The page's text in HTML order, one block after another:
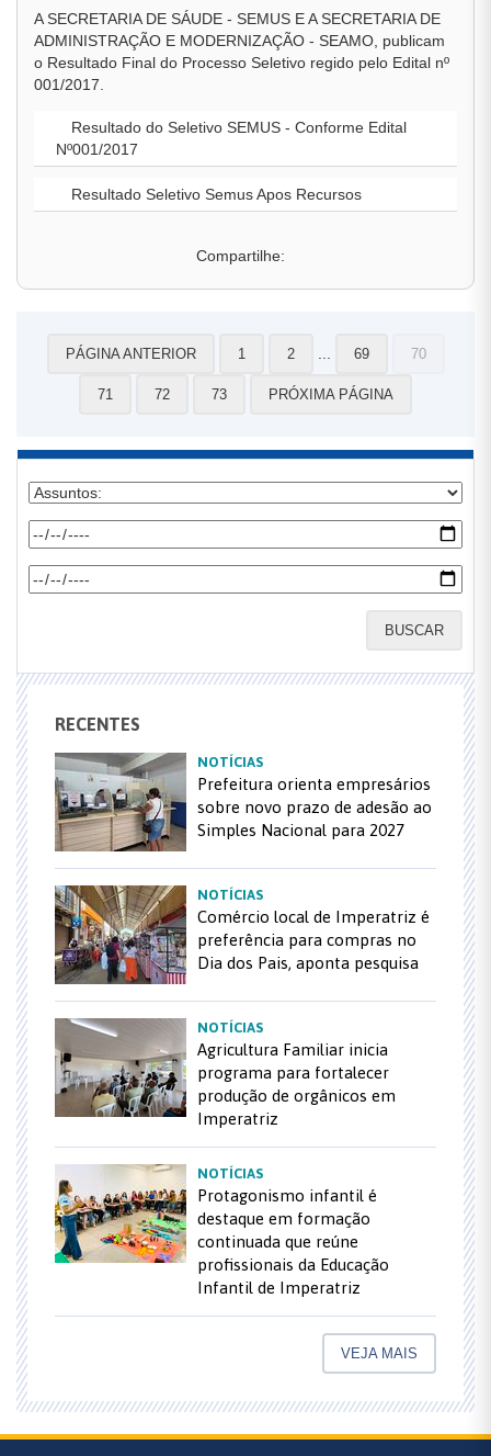
A SECRETARIA DE SÁUDE - SEMUS E A SECRETARIA DE
ADMINISTRAÇÃO E MODERNIZAÇÃO - SEAMO, publicam
o Resultado Final do Processo Seletivo regido pelo Edital nº
001/2017.
Resultado do Seletivo SEMUS - Conforme Edital
Nº001/2017
Resultado Seletivo Semus Apos Recursos
Compartilhe:
PÁGINA ANTERIOR 1 2 69 70
71 72 73 PRÓXIMA PÁGINA
BUSCAR
RECENTES
NOTÍCIAS
Prefeitura orienta empresários
sobre novo prazo de adesão ao
Simples Nacional para 2027
NOTÍCIAS
Comércio local de Imperatriz é
preferência para compras no
Dia dos Pais, aponta pesquisa
NOTÍCIAS
Agricultura Familiar inicia
programa para fortalecer
produção de orgânicos em
Imperatriz
NOTÍCIAS
Protagonismo infantil é
destaque em formação
continuada que reúne
profissionais da Educação
Infantil de Imperatriz
VEJA MAIS